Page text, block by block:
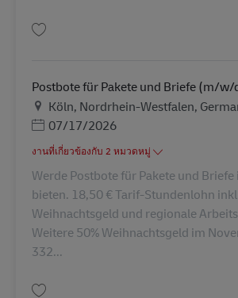
Postbote für Pakete und Briefe (m/w/
สถานที่
Köln, Nordrhein-Westfalen,
Posted Date
07/17/2026
งานที่เกี่ยวข้องกับ 2 หมวดหมู่
Werde Postbote für Pakete und
bieten. 18,50 € Tarif-Stundenlohn
Weihnachtsgeld und regionale
Weitere 50% Weihnachtsgeld im
332...